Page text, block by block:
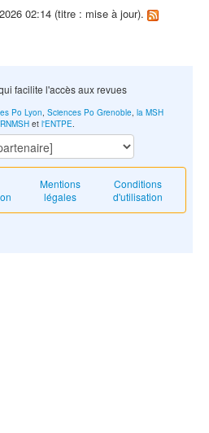
02:14 (titre : mise à jour).
facilite l'accès aux revues
Mentions
légales
Conditions
d'utilisation
Po Lyon Sciences Po Grenoble, la MSH
et l'ENTPE